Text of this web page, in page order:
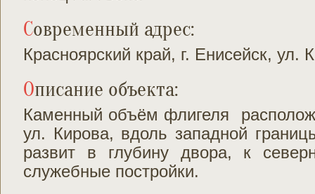
Современный адрес:
Красноярский край, г. Енисейск, ул.
Описание объекта:
Каменный объём флигеля
ул. Кирова, вдоль западной
развит в глубину двора, к
служебные постройки.